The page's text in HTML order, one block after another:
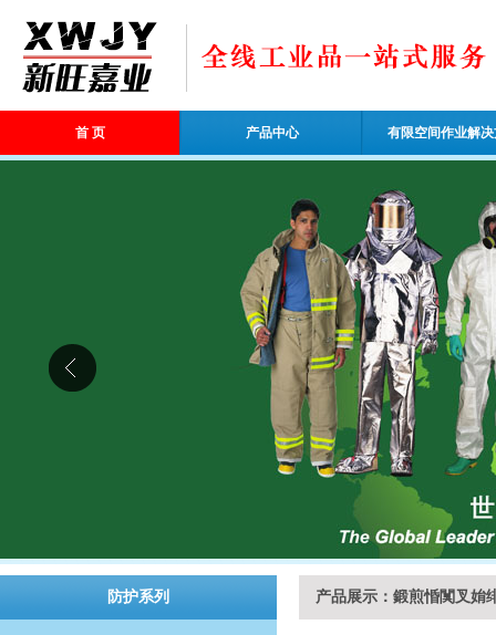
首 页 产品中心 有限空间作业解
防护系列 产品展示：鍛煎惛闃叉姢